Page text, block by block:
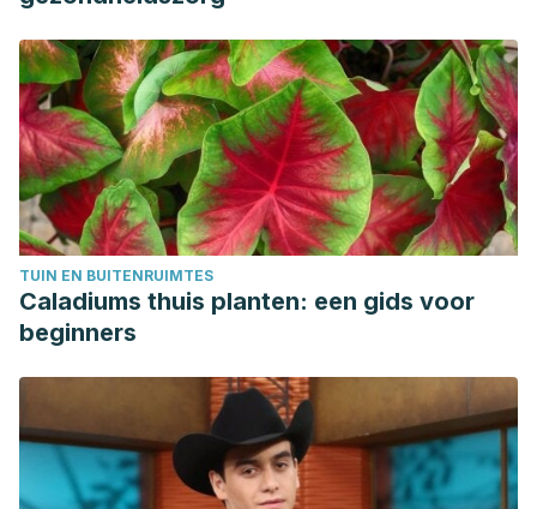
TUIN EN BUITENRUIMTES
Caladiums thuis planten: een gids voor
beginners